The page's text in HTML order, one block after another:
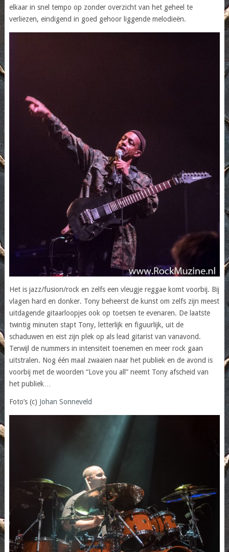
elkaar in snel tempo op zonder overzicht van het geheel te
verliezen, eindigend in goed gehoor liggende melodieën.
Het is jazz/fusion/rock en zelfs een vleugje reggae komt voorbij. Bij
vlagen hard en donker. Tony beheerst de kunst om zelfs zijn meest
uitdagende gitaarloopjes ook op toetsen te evenaren. De laatste
twintig minuten stapt Tony, letterlijk en figuurlijk, uit de
schaduwen en eist zijn plek op als lead gitarist van vanavond.
Terwijl de nummers in intensiteit toenemen en meer rock gaan
uitstralen. Nog één maal zwaaien naar het publiek en de avond is
voorbij met de woorden “Love you all” neemt Tony afscheid van
het publiek…
Foto’s (c) Johan Sonneveld